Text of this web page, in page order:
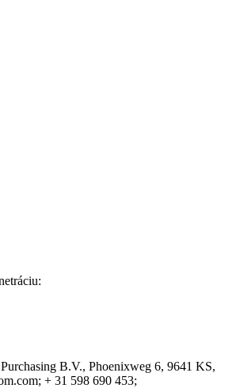
B.V., Phoenixweg 6, 9641 KS,
+ 31 598 690 453;